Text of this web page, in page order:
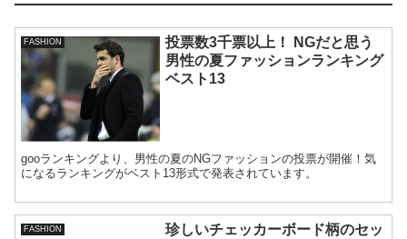
FASHION
投票数3千票以上！ NGだと思う
男性の夏ファッションランキング
ベスト13
gooランキングより、男性の夏のNGファッションの投票が開催！気
になるランキングがベスト13形式で発表されています。
FASHION
珍しいチェッカーボード柄のセッ